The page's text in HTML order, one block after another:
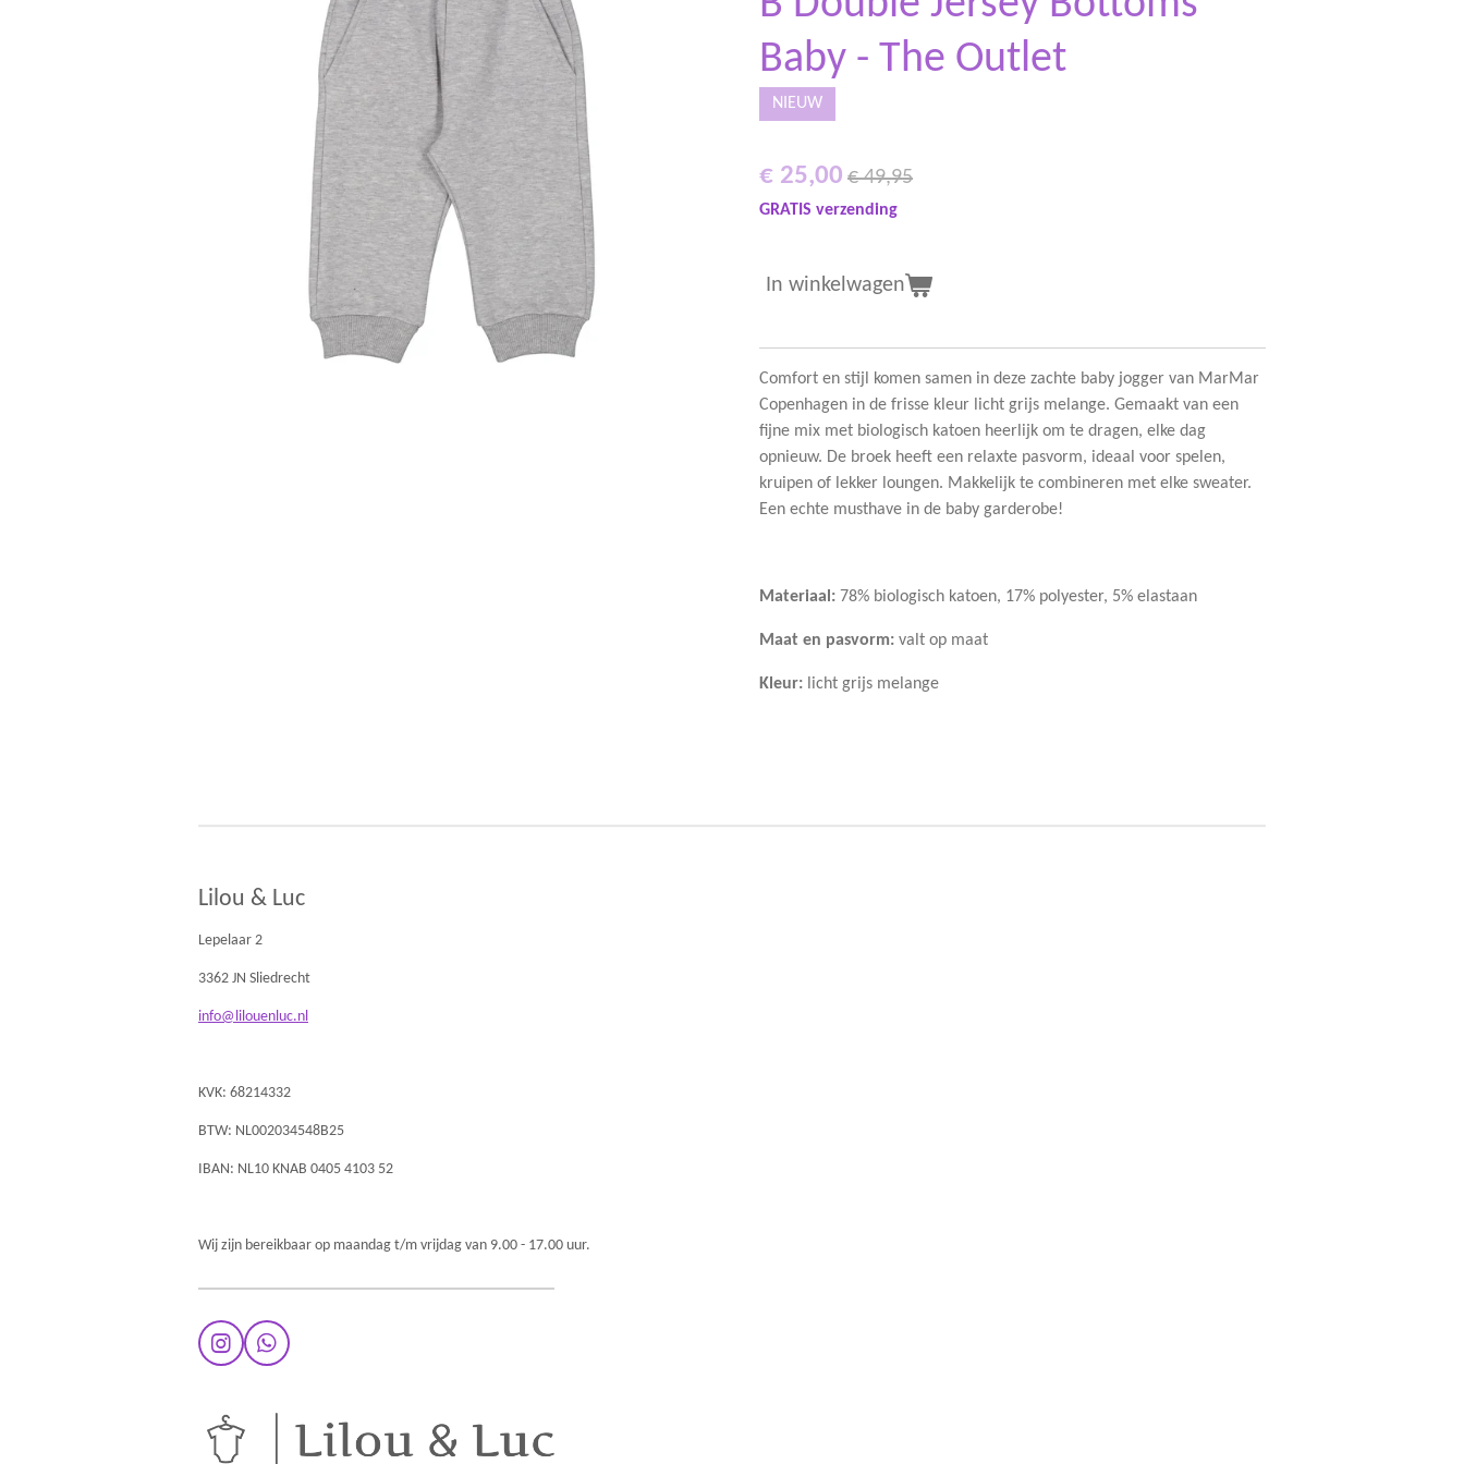
Baby - The Outlet
NIEUW
€ 25,00 € 49,95
GRATIS verzending
In winkelwagen
Comfort en stijl komen samen in deze zachte baby jogger van MarMar
Copenhagen in de frisse kleur licht grijs melange. Gemaakt van een
fijne mix met biologisch katoen heerlijk om te dragen, elke dag
opnieuw. De broek heeft een relaxte pasvorm, ideaal voor spelen,
kruipen of lekker loungen. Makkelijk te combineren met elke sweater.
Een echte musthave in de baby garderobe!
Materiaal: 78% biologisch katoen, 17% polyester, 5% elastaan
Maat en pasvorm: valt op maat
Kleur: licht grijs melange
Lilou & Luc
Lepelaar 2
3362 JN Sliedrecht
info@lilouenluc.nl
KVK: 68214332
BTW: NL002034548B25
IBAN: NL10 KNAB 0405 4103 52
Wij zijn bereikbaar op maandag t/m vrijdag van 9.00 - 17.00 uur.
I
n
t
a
g
W
h